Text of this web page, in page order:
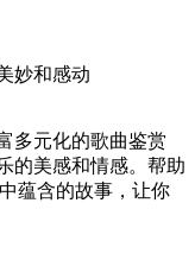
妙和感动
多元化的歌曲鉴赏
的美感和情感。帮助
蕴含的故事，让你